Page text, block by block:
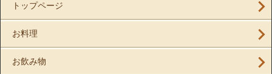
トップページ
お料理
お飲み物